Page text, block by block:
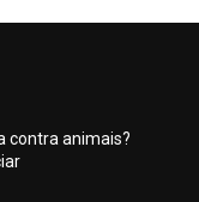
contra animais?